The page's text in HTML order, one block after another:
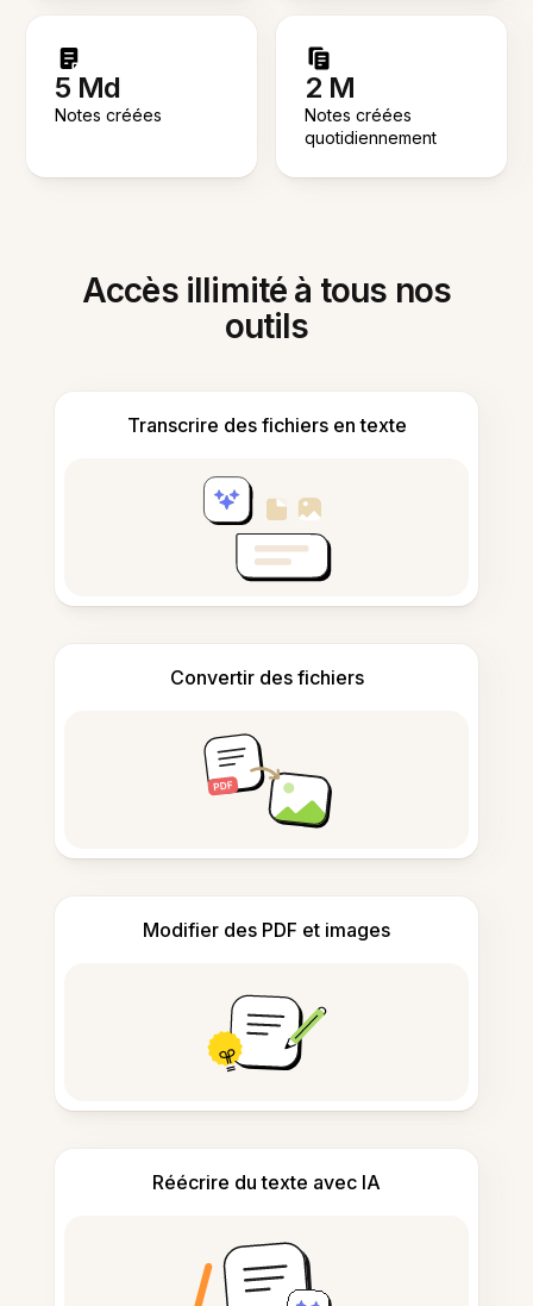
5 Md
Notes créées
2 M
Notes créées
quotidiennement
Accès illimité à tous nos
outils
Transcrire des fichiers en texte
Convertir des fichiers
Modifier des PDF et images
Réécrire du texte avec IA